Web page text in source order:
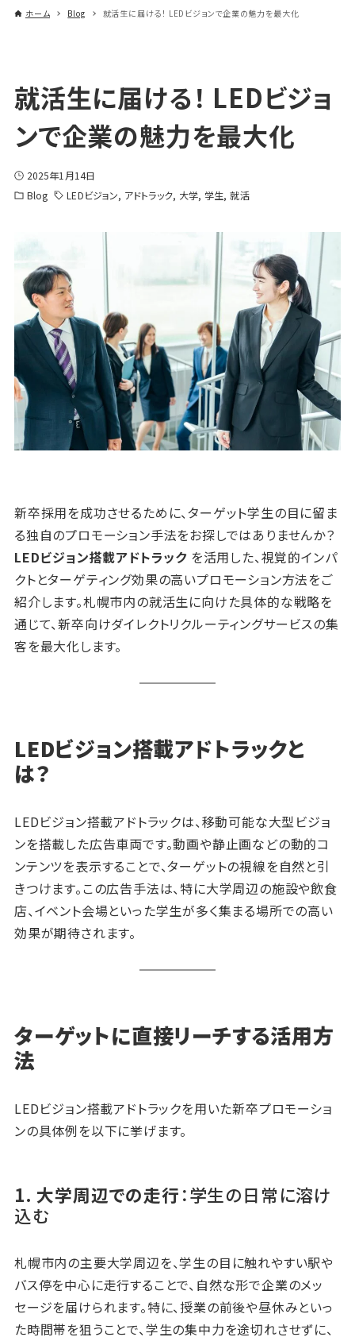
ホーム Blog 就活生に届ける！ LEDビジョンで企業の魅力を最大化
就活生に届ける！ LEDビジョ
ンで企業の魅力を最大化
2025年1月14日
Blog
LEDビジョン アドトラック 大学 学生 就活
新卒採用を成功させるために、ターゲット学生の目に留ま
る独自のプロモーション手法をお探しではありませんか？
LEDビジョン搭載アドトラックを活用した、視覚的インパ
クトとターゲティング効果の高いプロモーション方法をご
紹介します。札幌市内の就活生に向けた具体的な戦略を
通じて、新卒向けダイレクトリクルーティングサービスの集
客を最大化します。
LEDビジョン搭載アドトラックと
は？
LEDビジョン搭載アドトラックは、移動可能な大型ビジョ
ンを搭載した広告車両です。動画や静止画などの動的コ
ンテンツを表示することで、ターゲットの視線を自然と引
きつけます。この広告手法は、特に大学周辺の施設や飲食
店、イベント会場といった学生が多く集まる場所での高い
効果が期待されます。
ターゲットに直接リーチする活用方
法
LEDビジョン搭載アドトラックを用いた新卒プロモーショ
ンの具体例を以下に挙げます。
1. 大学周辺での走行：学生の日常に溶け
込む
札幌市内の主要大学周辺を、学生の目に触れやすい駅や
バス停を中心に走行することで、自然な形で企業のメッ
セージを届けられます。特に、授業の前後や昼休みといっ
た時間帯を狙うことで、学生の集中力を途切れさせずに、